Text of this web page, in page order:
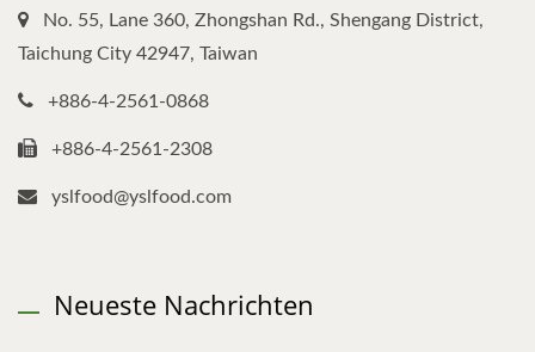
No. 55, Lane 360, Zhongshan Rd., Shengang District,
Taichung City 42947, Taiwan
+886-4-2561-0868
+886-4-2561-2308
yslfood@yslfood.com
Neueste Nachrichten